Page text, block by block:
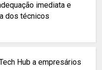
imediata e
dos técnicos
Hub a empresários